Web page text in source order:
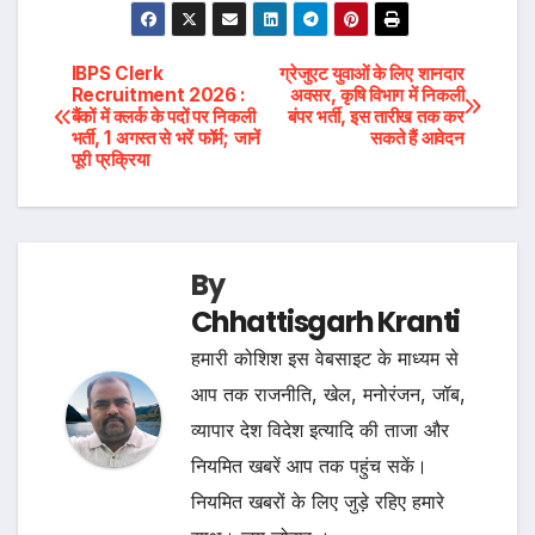
Post
navigation
ग्रेजुएट युवाओं के लिए शानदार
अवसर, कृषि विभाग में निकली
बंपर भर्ती, इस तारीख तक कर
सकते हैं आवेदन
IBPS Clerk
Recruitment 2026 :
बैंकों में क्लर्क के पदों पर निकली
भर्ती, 1 अगस्त से भरें फॉर्म; जानें
पूरी प्रक्रिया
By
Chhattisgarh Kranti
हमारी कोशिश इस वेबसाइट के माध्यम से
आप तक राजनीति, खेल, मनोरंजन, जॉब,
व्यापार देश विदेश इत्यादि की ताजा और
नियमित खबरें आप तक पहुंच सकें।
नियमित खबरों के लिए जुड़े रहिए हमारे